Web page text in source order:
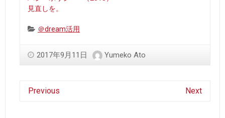
見直しを。
Categories:
＠dream活用
2017年9月11日 Yumeko Ato
Previous Next